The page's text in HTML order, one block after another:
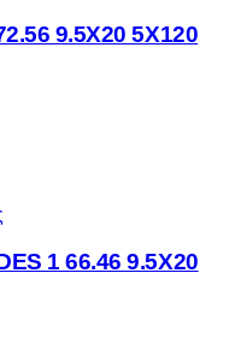
9.5X20 5X120
1 66.46 9.5X20